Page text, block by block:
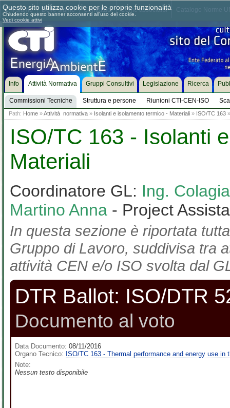
Chi siamo Dove siamo Contattaci Come associarsi
Info Attività Normativa
Commissioni Tecniche Struttura e persone Riunioni CTI-CEN-ISO
Gruppi Consultivi Legislazione Ricerca
Path: Home »Attività normativa » Isolanti e isolamento termico - Materiali » ISO/TC 163
ISO/TC 163 - Isolanti
Materiali
Coordinatore GL: Ing.
Martino Anna - Project
In questa sezione è riportata
Gruppo di Lavoro, suddivisa tra
attività CEN e/o ISO svolta dal
DTR Ballot: ISO/DTR
Documento al voto
Data Documento: 08/11/2016
Organo Tecnico: ISO/TC 163 - Thermal performance and energy use in
Note:
Nessun testo disponibile
Questo sito utilizza cookie per le proprie funzionalità
Chiudendo questo banner acconsenti all'uso dei cookie.
Vedi cookie attivi